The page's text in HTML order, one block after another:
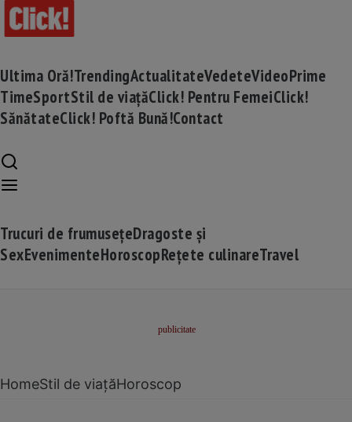
Ultima Oră!TrendingActualitateVedeteVideoPrime
TimeSportStil de viațăClick! Pentru FemeiClick!
SănătateClick! Poftă Bună!Contact
Trucuri de frumusețeDragoste și
SexEvenimenteHoroscopRețete culinareTravel
HomeStil de viațăHoroscop